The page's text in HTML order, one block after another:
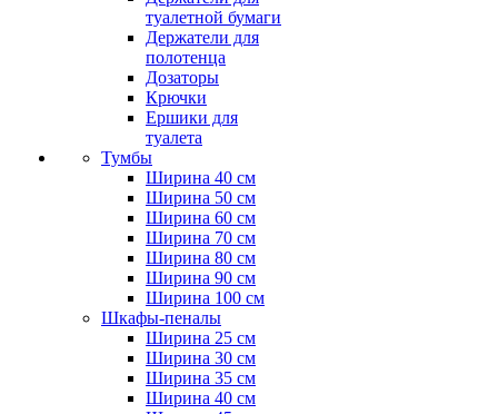
туалетной бумаги
Держатели для
полотенца
Дозаторы
Крючки
Ершики для
туалета
Тумбы
Ширина 40 см
Ширина 50 см
Ширина 60 см
Ширина 70 см
Ширина 80 см
Ширина 90 см
Ширина 100 см
Шкафы-пеналы
Ширина 25 см
Ширина 30 см
Ширина 35 см
Ширина 40 см